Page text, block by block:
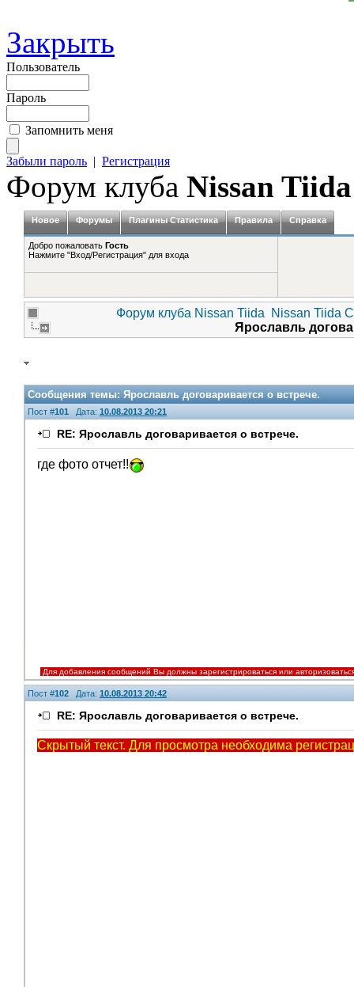
Закрыть
Пользователь
Пароль
Запомнить меня
Забыли пароль | Регистрация
Форум клуба Nissan Tiida
Новое Форумы Плагины Статистика Правила Справка
Добро пожаловать Гость
Нажмите "Вход/Регистрация" для входа
Форум клуба Nissan Tiida
Nissan Tiida
Ярославль
Сообщения темы:Ярославль договаривается о встрече.
Пост #101 Дата: 10.08.2013 20:21
RE: Ярославль договаривается о встрече.
где фото отчет!!
Для добавления сообщений Вы должны зарегистрироваться или
Пост #102 Дата: 10.08.2013 20:42
RE: Ярославль договаривается о встрече.
Скрытый текст. Для просмотра необходима